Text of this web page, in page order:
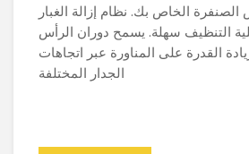
الخاص بك. نظام إزالة الغبار
التنظيف سهلة. يسمح دوران الرأس
القدرة على المناورة عبر اتجاهات
الجدار المختلفة